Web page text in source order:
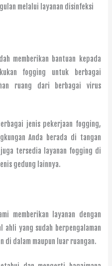
melalui layanan disinfeksi
memberikan bantuan kepada
fogging untuk berbagai
ruang dari berbagai virus
jenis pekerjaan fogging,
Anda berada di tangan
tersedia layanan fogging di
gedung lainnya.
memberikan layanan dengan
ahli yang sudah berpengalaman
di dalam maupun luar ruangan.